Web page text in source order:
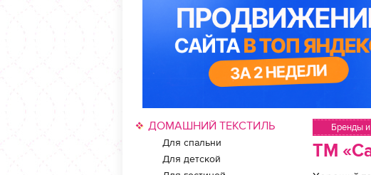
ДОМАШНИЙ ТЕКСТИЛЬ
Для спальни
Для детской
Бренды
ТМ